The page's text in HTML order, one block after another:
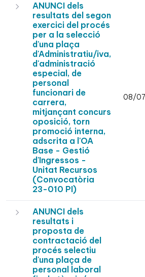
ANUNCI dels
resultats del segon
exercici del procés
per a la selecció
d'una plaça
d'Administratiu/iva,
d'administració
especial, de
personal
funcionari de
carrera,
mitjançant concurs
oposició, torn
promoció interna,
adscrita a l'OA
Base - Gestió
d'Ingressos -
Unitat Recursos
(Convocatòria
23-010 PI)
08/
ANUNCI dels
resultats i
proposta de
contractació del
procés selectiu
d'una plaça de
personal laboral